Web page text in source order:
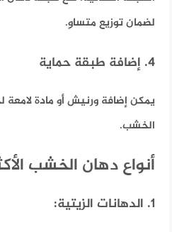
لضمان توزيع متساوٍ.
4. إضافة طبقة حماية
يمكن إضافة ورنيش أو مادة لامعة
الخشب.
أنواع دهان الخشب
1. الدهانات الزيتية: